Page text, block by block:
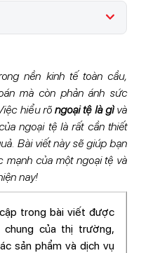
nền kinh tế toàn cầu,
mà còn phản ánh sức
hiểu rõngoại tệ là gìvà
ngoại tệ là rất cần thiết
Bài viết này sẽ giúp bạn
của một ngoại tệ và
nay!
trong bài viết được
của thị trường,
sản phẩm và dịch vụ